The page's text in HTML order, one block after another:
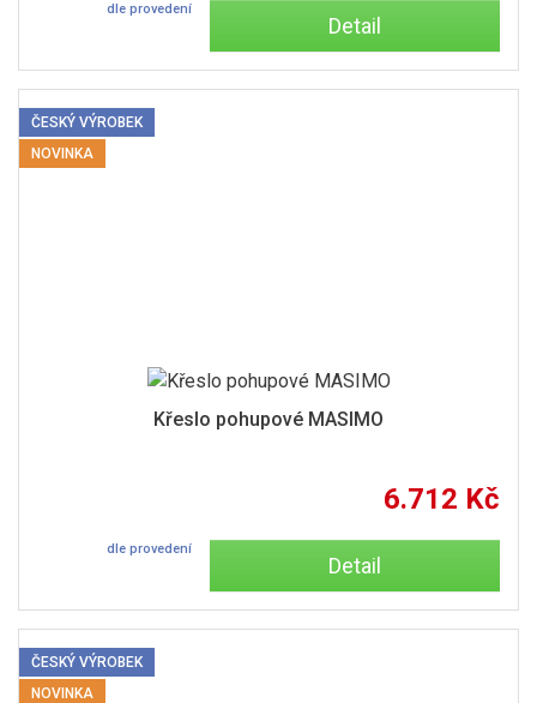
dle provedení
Detail
Křeslo pohupové MASIMO
6.712 Kč
dle provedení
Detail
ČESKÝ VÝROBEK
NOVINKA
ČESKÝ VÝROBEK
NOVINKA